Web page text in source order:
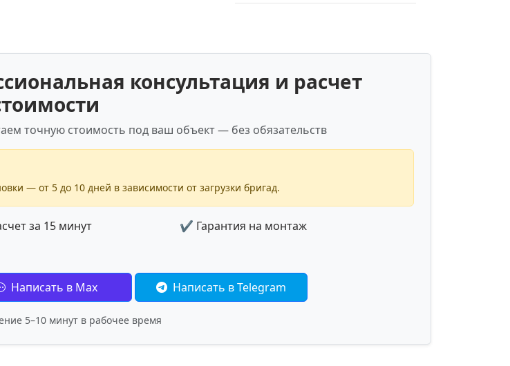
консультация и расчет
точную стоимость под ваш объект — без обязательств
— от 5 до 10 дней в зависимости от загрузки бригад.
за 15 минут ✔ Гарантия на монтаж
Написать в Max Написать в Telegram
5–10 минут в рабочее время